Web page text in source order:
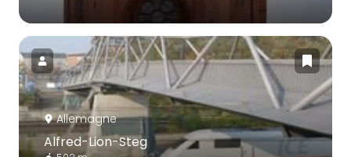
Allemagne
Alfred-Lion-Steg